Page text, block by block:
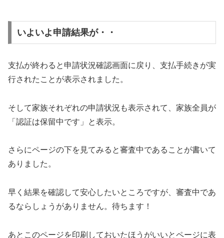
いよいよ申請結果が・・
支払が終わると申請状況確認画面に戻り、支払手続きが実
行されたことが表示されました。
そして家族それぞれの申請状況も表示されて、家族全員が
「認証は保留中です」と表示。
さらにページの下を見てみると審査中であることが書いて
ありました。
早く結果を確認して安心したいところですが、審査中であ
るならしょうがありません。待ちます！
あとこのページを印刷しておいたほうがいいとページに表